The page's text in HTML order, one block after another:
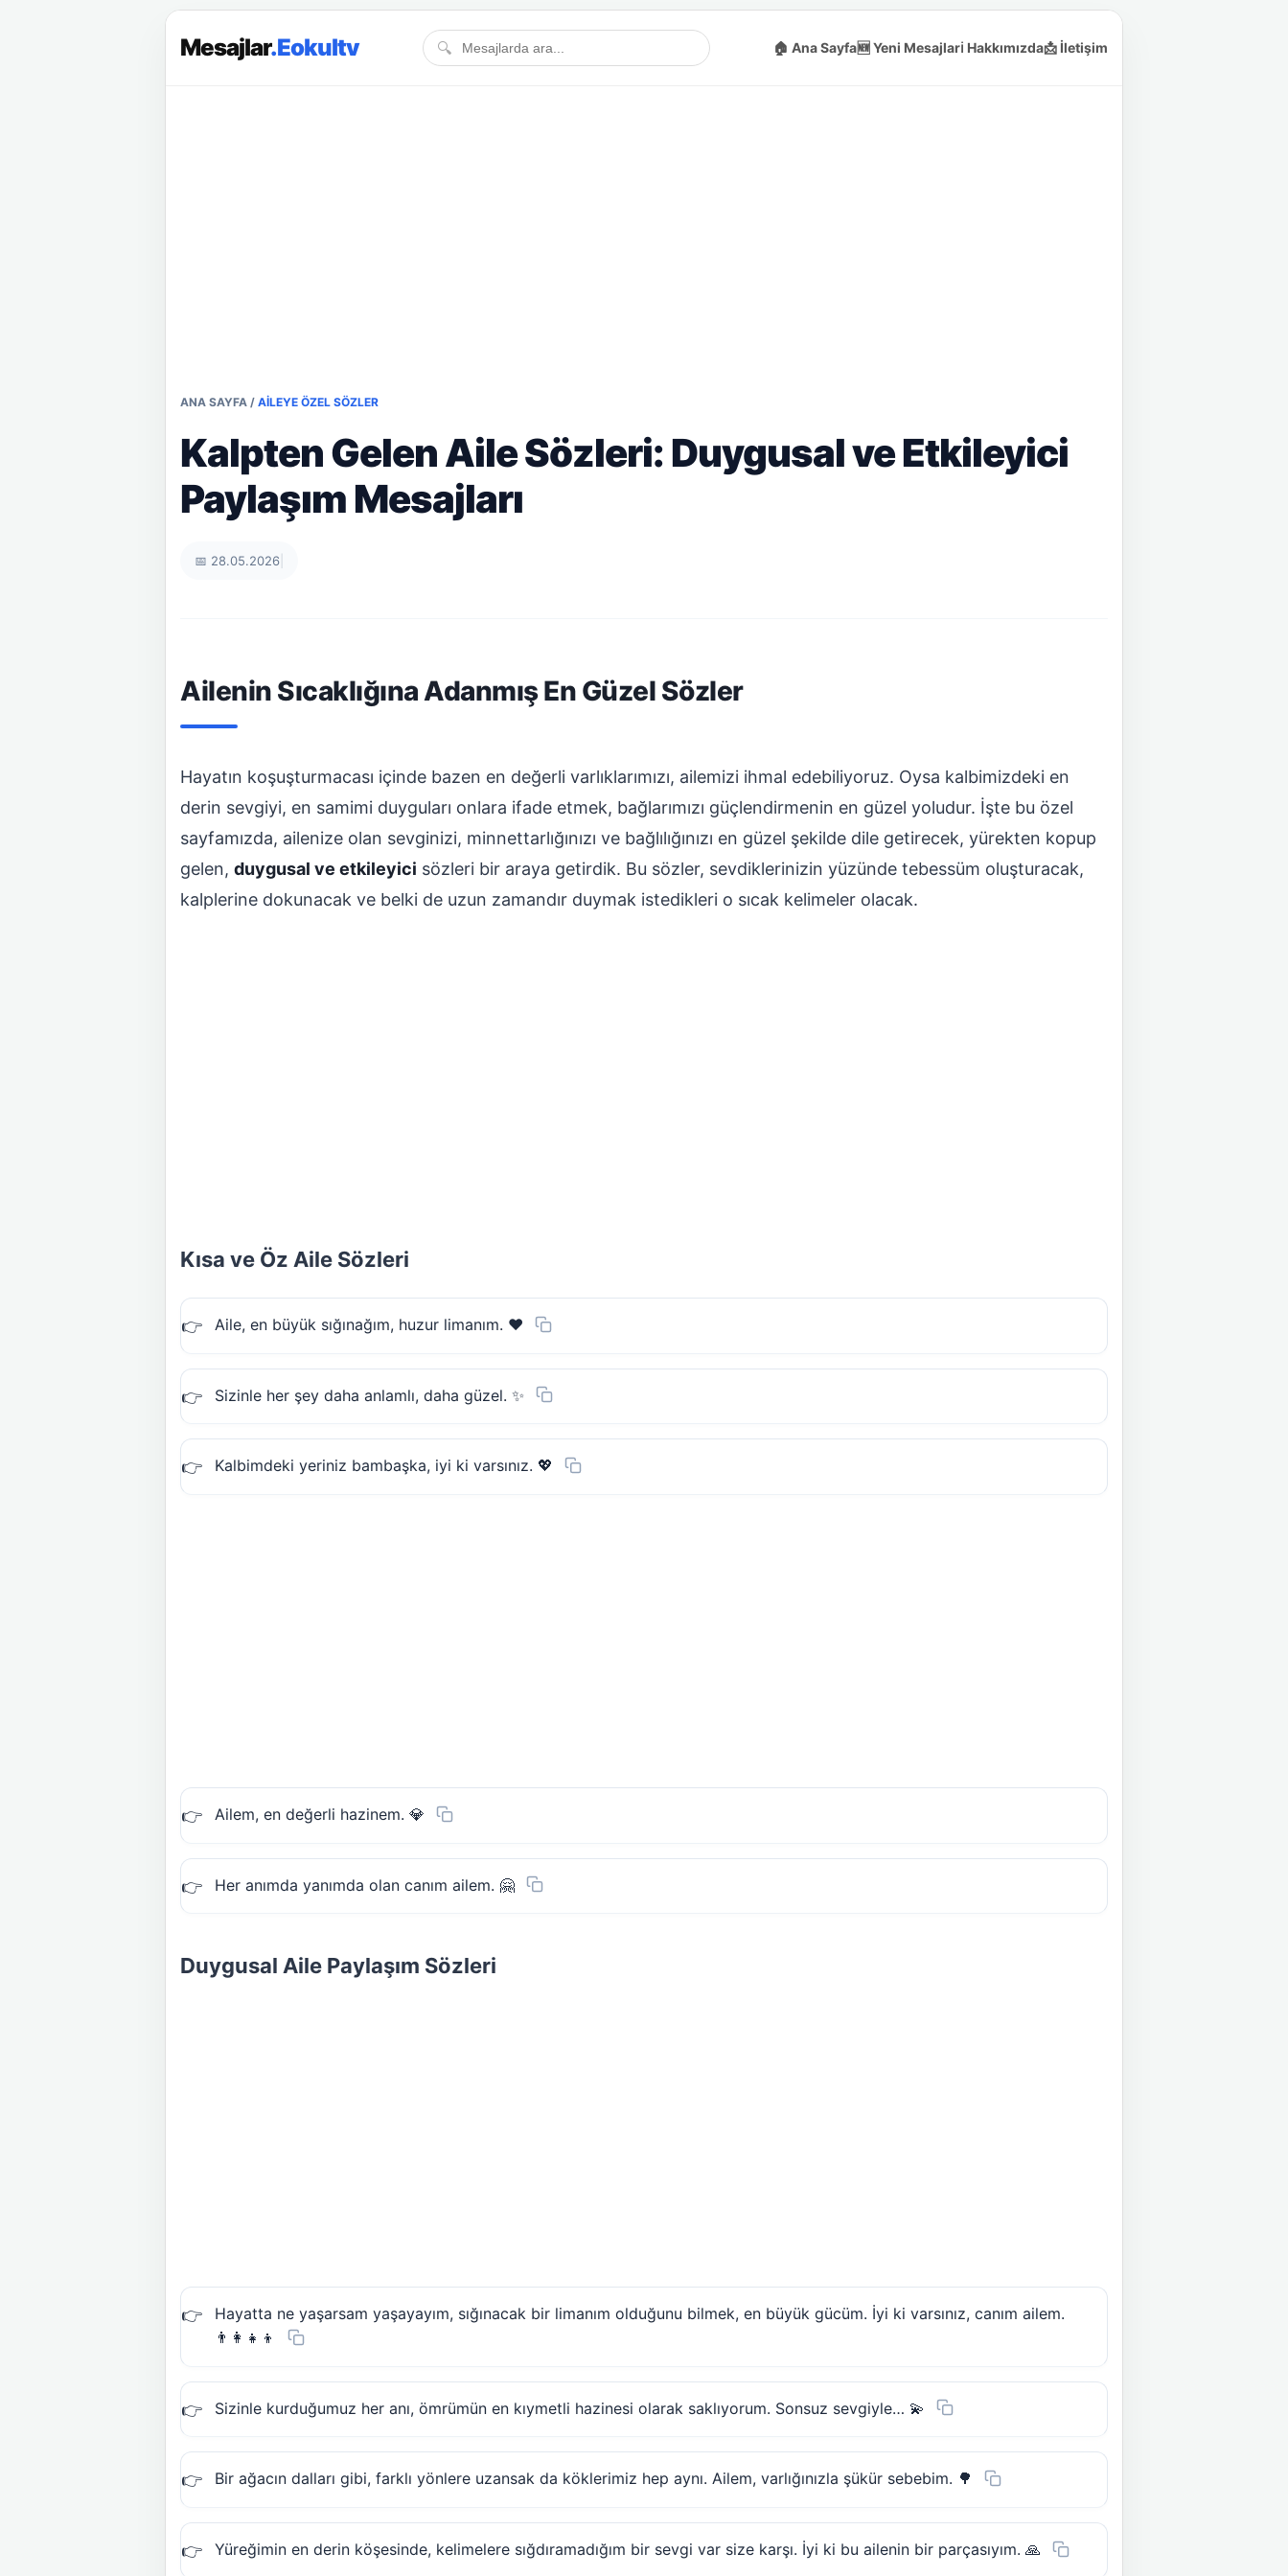
Mesajlar.Eokultv 🔍 🏠 Ana Sayfa🆕 Yeni Mesajlarℹ️ Hakkımızda📩 İletişim
ANA SAYFA / AILEYE ÖZEL SÖZLER
Kalpten Gelen Aile Sözleri: Duygusal ve Etkileyici
Paylaşım Mesajları
📅 28.05.2026
Ailenin Sıcaklığına Adanmış En Güzel Sözler
Hayatın koşuşturmacası içinde bazen en değerli varlıklarımızı, ailemizi ihmal edebiliyoruz. Oysa kalbimizdeki en
derin sevgiyi, en samimi duyguları onlara ifade etmek, bağlarımızı güçlendirmenin en güzel yoludur. İşte bu özel
sayfamızda, ailenize olan sevginizi, minnettarlığınızı ve bağlılığınızı en güzel şekilde dile getirecek, yürekten kopup
gelen, duygusal ve etkileyici sözleri bir araya getirdik. Bu sözler, sevdiklerinizin yüzünde tebessüm oluşturacak,
kalplerine dokunacak ve belki de uzun zamandır duymak istedikleri o sıcak kelimeler olacak.
Kısa ve Öz Aile Sözleri
Aile, en büyük sığınağım, huzur limanım. ❤️
Sizinle her şey daha anlamlı, daha güzel. ✨
Kalbimdeki yeriniz bambaşka, iyi ki varsınız. 💖
Ailem, en değerli hazinem. 💎
Her anımda yanımda olan canım ailem. 🤗
Duygusal Aile Paylaşım Sözleri
Hayatta ne yaşarsam yaşayayım, sığınacak bir limanım olduğunu bilmek, en büyük gücüm. İyi ki varsınız, canım ailem.
👨‍👩‍👧‍👦
Sizinle kurduğumuz her anı, ömrümün en kıymetli hazinesi olarak saklıyorum. Sonsuz sevgiyle… 💫
Bir ağacın dalları gibi, farklı yönlere uzansak da köklerimiz hep aynı. Ailem, varlığınızla şükür sebebim. 🌳
Yüreğimin en derin köşesinde, kelimelere sığdıramadığım bir sevgi var size karşı. İyi ki bu ailenin bir parçasıyım. 🙏